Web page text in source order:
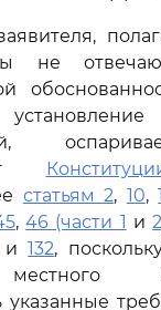
не
статьям 2, 10,
,46 (части 1 и
и132,
указанные